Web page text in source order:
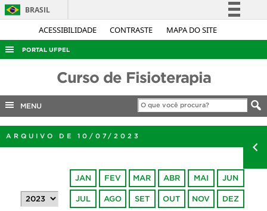
ACESSIBILIDADE CONTRASTE MAPA DO SITE
BRASIL
Simplifique!
Acesso à informação
Legislação
Canais
PORTAL UFPEL
COBALTO
INTERNACIONAL
OUVIDORIA
Curso de Fisioterapia
MENU
ARQUIVO DE 10/07/2023
JAN FEV MAR ABR MAI JUN
JUL AGO SET OUT NOV DEZ